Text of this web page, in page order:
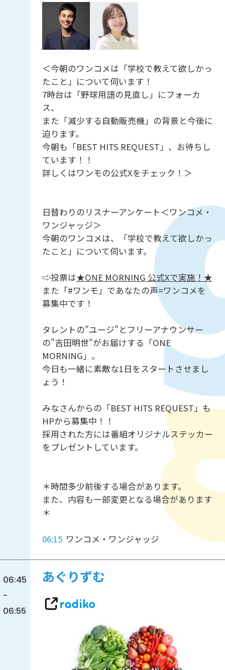
＜今朝のワンコメは「学校で教えて欲しかっ
たこと」について伺います！
7時台は「野球用語の見直し」にフォーカ
ス、
また「減少する自動販売機」の背景と今後に
迫ります。
今朝も「BEST HITS REQUEST」、お待ちし
ています！！
詳しくはワンモの公式Xをチェック！＞
日替わりのリスナーアンケート＜ワンコメ・
ワンジャッジ＞
今朝のワンコメは、「学校で教えて欲しかっ
たこと」について伺います。
⇨投票は★ONE MORNING 公式Xで実施！★
また「#ワンモ」であなたの声=ワンコメを
募集中です！
タレントの"ユージ"とフリーアナウンサー
の"吉田明世"がお届けする「ONE
MORNING」。
今日も一緒に素敵な1日をスタートさせまし
ょう！
みなさんからの「BEST HITS REQUEST」も
HPから募集中！！
採用された方には番組オリジナルステッカー
をプレゼントしています。
＊時間多少前後する場合があります。
また、内容も一部変更となる場合があります
＊
06:15 ワンコメ・ワンジャッジ
06:45
-
06:55
あぐりずむ